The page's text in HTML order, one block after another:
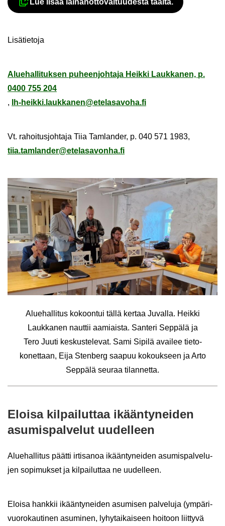
Ul­koi­nen pal­ve­lu avau­tuu uu­del­le
Li­sä­tie­to­ja
Alue­hal­li­tuk­sen pu­heen­joh­ta­ja Heik­ki Lauk­ka­nen, p.
0400 755 204
,
lh-heik­ki.lauk­ka­nen@ete­la­sa­vo­ha.fi
Vt. ra­hoi­tus­joh­ta­ja Tiia Tam­lan­der, p. 040 571 1983,
tiia.tam­lan­der@ete­la­sa­von­ha.fi
Alue­hal­li­tus ko­koon­tui tällä ker­taa Ju­val­la. Heik­ki
Lauk­ka­nen naut­tii aa­miais­ta. San­te­ri Sep­pä­lä ja
Tero Juuti kes­kus­te­le­vat. Sami Si­pi­lä avai­lee tie­to­
ko­net­taan, Eija Sten­berg saa­puu ko­kouk­seen ja Arto
Sep­pä­lä seu­raa ti­lan­net­ta.
Eloi­sa kil­pai­lut­taa ikään­ty­nei­den
asu­mis­pal­ve­lut uu­del­leen
Alue­hal­li­tus päät­ti ir­ti­sa­noa ikään­ty­nei­den asu­mis­pal­ve­lu­
jen so­pi­muk­set ja kil­pai­lut­taa ne uu­del­leen.
Eloi­sa hank­kii ikään­ty­nei­den asu­mi­sen pal­ve­lu­ja (ym­pä­ri­
vuo­ro­kau­ti­nen asu­mi­nen, ly­hy­tai­kai­seen hoi­toon liit­ty­vä